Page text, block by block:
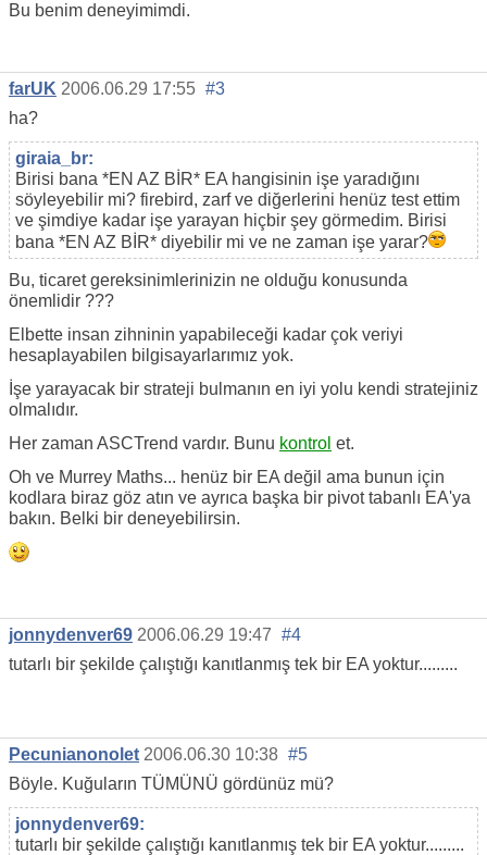
Bu benim deneyimimdi.
farUK 2006.06.29 17:55 #3
ha?
giraia_br:
Birisi bana *EN AZ BİR* EA hangisinin işe yaradığını
söyleyebilir mi? firebird, zarf ve diğerlerini henüz test ettim
ve şimdiye kadar işe yarayan hiçbir şey görmedim. Birisi
bana *EN AZ BİR* diyebilir mi ve ne zaman işe yarar?
Bu, ticaret gereksinimlerinizin ne olduğu konusunda
önemlidir ???
Elbette insan zihninin yapabileceği kadar çok veriyi
hesaplayabilen bilgisayarlarımız yok.
İşe yarayacak bir strateji bulmanın en iyi yolu kendi stratejiniz
olmalıdır.
Her zaman ASCTrend vardır. Bunu kontrol et.
Oh ve Murrey Maths... henüz bir EA değil ama bunun için
kodlara biraz göz atın ve ayrıca başka bir pivot tabanlı EA'ya
bakın. Belki bir deneyebilirsin.
jonnydenver69 2006.06.29 19:47 #4
tutarlı bir şekilde çalıştığı kanıtlanmış tek bir EA yoktur.........
Pecunianonolet 2006.06.30 10:38 #5
Böyle. Kuğuların TÜMÜNÜ gördünüz mü?
jonnydenver69:
tutarlı bir şekilde çalıştığı kanıtlanmış tek bir EA yoktur.........